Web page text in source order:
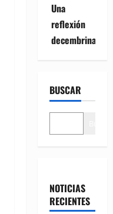
Una
reflexión
decembrina
BUSCAR
NOTICIAS
RECIENTES